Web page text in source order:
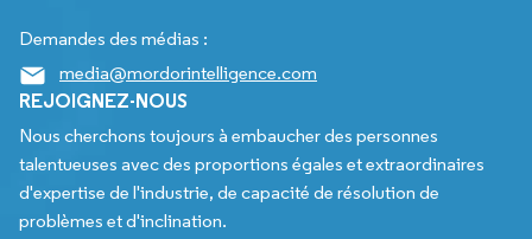
Demandes des médias :
media@mordorintelligence.com
REJOIGNEZ-NOUS
Nous cherchons toujours à embaucher des personnes
talentueuses avec des proportions égales et extraordinaires
d'expertise de l'industrie, de capacité de résolution de
problèmes et d'inclination.